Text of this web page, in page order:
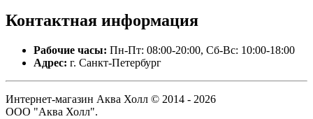
Контактная информация
Рабочие часы: Пн-Пт: 08:00-20:00, Сб-Вс: 10:00-18:00
Адрес: г. Санкт-Петербург
Интернет-магазин Аква Холл © 2014 - 2026
ООО "Аква Холл".